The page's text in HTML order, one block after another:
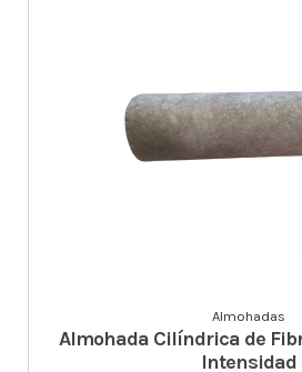
Almohadas
Almohada Cilíndrica de
Intensidad